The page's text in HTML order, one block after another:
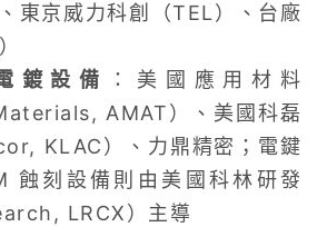
東京威力科創（TEL）、台廠
鍍設備
：美國應用材料
AMAT）、美國科磊
KLAC）、力鼎精密；電鍵
蝕刻設備則由美國科林研發
LRCX）主導